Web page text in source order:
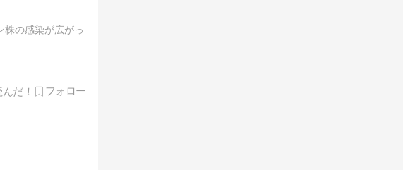
株の感染が広がっ